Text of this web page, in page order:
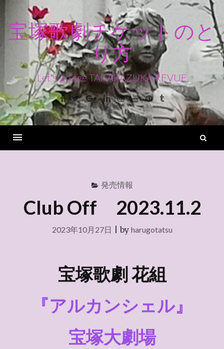
ン
ス
キ
ッ
宝塚歌劇チケットのと
り方
Let's go see TAKARAZUKA REVUE
Facebook
TwitterGoogle+LinkedinInstagram
YoutubePinterest
Tumblr
発売情報
Club Off 2023.11.2
2023年10月27日 |by harugotatsu
宝塚歌劇 花組
『アルカンシェル』
宝塚大劇場